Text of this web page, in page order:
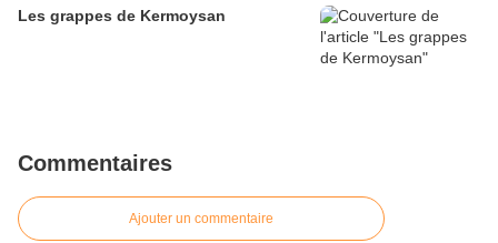
Les grappes de Kermoysan
Commentaires
Ajouter un commentaire